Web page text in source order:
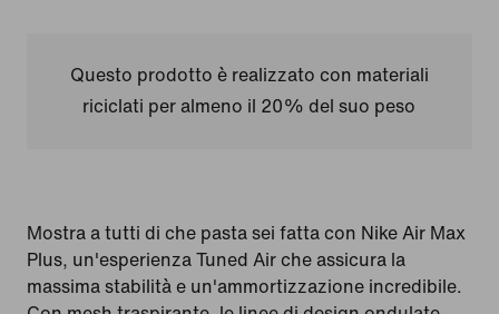
Questo prodotto è realizzato con materiali
riciclati per almeno il 20% del suo peso
Mostra a tutti di che pasta sei fatta con Nike Air Max
Plus, un'esperienza Tuned Air che assicura la
massima stabilità e un'ammortizzazione incredibile.